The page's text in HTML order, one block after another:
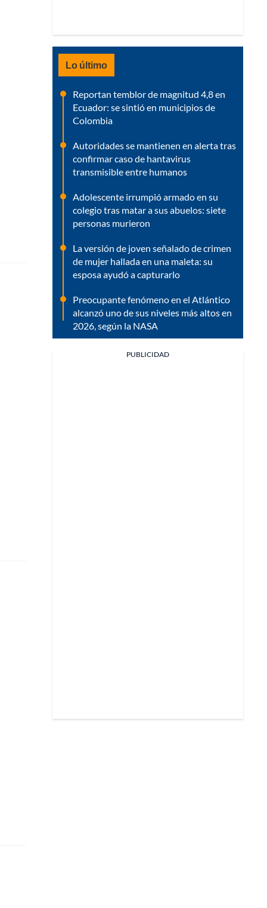
Lo último
Reportan temblor de magnitud 4,8 en
Ecuador: se sintió en municipios de
Colombia
Autoridades se mantienen en alerta tras
confirmar caso de hantavirus
transmisible entre humanos
Adolescente irrumpió armado en su
colegio tras matar a sus abuelos: siete
personas murieron
La versión de joven señalado de crimen
de mujer hallada en una maleta: su
esposa ayudó a capturarlo
Preocupante fenómeno en el Atlántico
alcanzó uno de sus niveles más altos en
2026, según la NASA
PUBLICIDAD